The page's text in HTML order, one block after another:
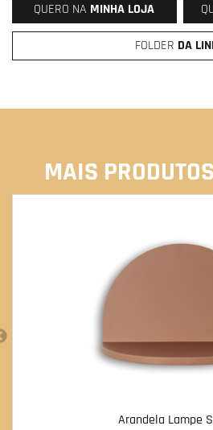
QUERO NA MINHA LOJA
FOLDER DA
MAIS PRODUTOS
Arandela Lampe